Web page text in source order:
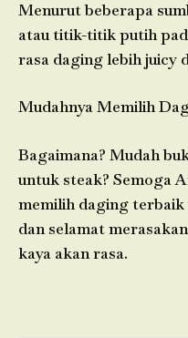
Menurut beberapa
atau titik-titik putih
rasa daging lebih juicy
Mudahnya Memilih
Bagaimana? Mudah
untuk steak? Semoga
memilih daging terbaik
dan selamat
kaya akan rasa.